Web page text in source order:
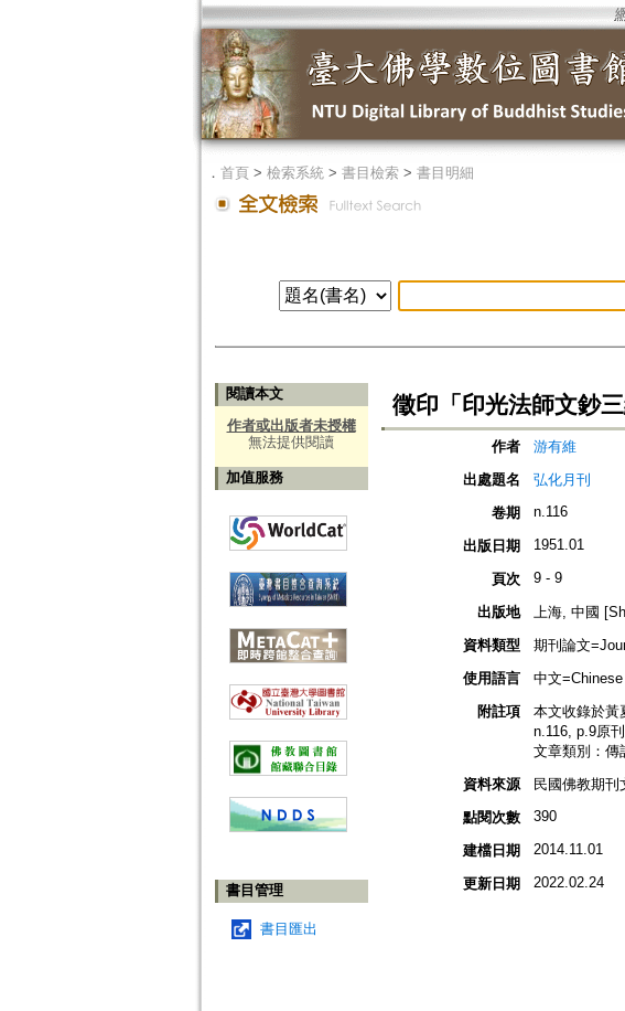
． 首頁> 檢索系統> 書目檢索> 書目明細
閱讀本文
作者或出版者未授權
無法提供閱讀
加值服務
書目管理
書目匯出
徵印「印光法師文鈔
作者
游有維
出處題名
弘化月刊
卷期
n.116
出版日期 1951.01
頁次 9 - 9
出版地
上海, 中國
資料類型
期刊論文
使用語言
中文=Chinese
附註項
本文收錄於黃
n.116, p.9原刊
文章類別：傳
資料來源
民國佛教期刊
點閱次數
390
建檔日期 2014.11.01
更新日期 2022.02.24